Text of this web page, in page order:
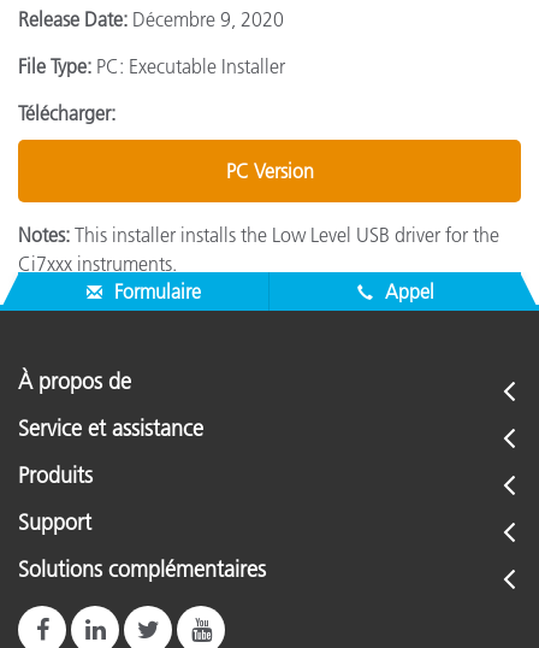
Release Date: Décembre 9, 2020
File Type: PC: Executable Installer
Télécharger:
PC Version
Notes: This installer installs the Low Level USB driver for the
Ci7xxx instruments.
Formulaire
Appel
À propos de
Service et assistance
Produits
Support
Solutions complémentaires